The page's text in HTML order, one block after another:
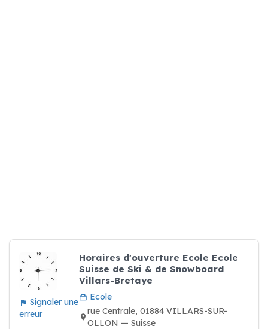
Signaler une
erreur
Horaires d'ouverture Ecole Ecole
Suisse de Ski & de Snowboard
Villars-Bretaye
Ecole
rue Centrale, 01884 VILLARS-SUR-
OLLON — Suisse